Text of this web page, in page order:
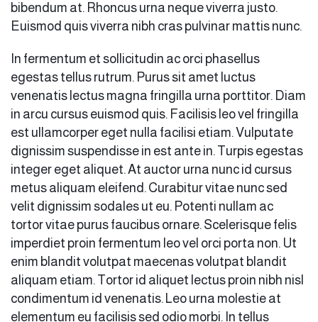
bibendum at. Rhoncus urna neque viverra justo.
Euismod quis viverra nibh cras pulvinar mattis nunc.
In fermentum et sollicitudin ac orci phasellus
egestas tellus rutrum. Purus sit amet luctus
venenatis lectus magna fringilla urna porttitor. Diam
in arcu cursus euismod quis. Facilisis leo vel fringilla
est ullamcorper eget nulla facilisi etiam. Vulputate
dignissim suspendisse in est ante in. Turpis egestas
integer eget aliquet. At auctor urna nunc id cursus
metus aliquam eleifend. Curabitur vitae nunc sed
velit dignissim sodales ut eu. Potenti nullam ac
tortor vitae purus faucibus ornare. Scelerisque felis
imperdiet proin fermentum leo vel orci porta non. Ut
enim blandit volutpat maecenas volutpat blandit
aliquam etiam. Tortor id aliquet lectus proin nibh nisl
condimentum id venenatis. Leo urna molestie at
elementum eu facilisis sed odio morbi. In tellus
×
Rechercher
: